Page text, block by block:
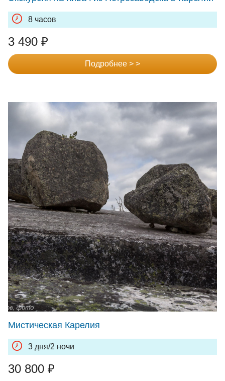
https://vodlozero.ru/tourizm/razreshenie-na-vottovaara/
Сумма посещения уплачивается самостоятельно
Плата не взимается с граждан, зарегистрированных
на территории Республики Карелия.
8 часов
3 490 ₽
Подробнее > >
Мистическая Карелия
3 дня/2 ночи
30 800 ₽